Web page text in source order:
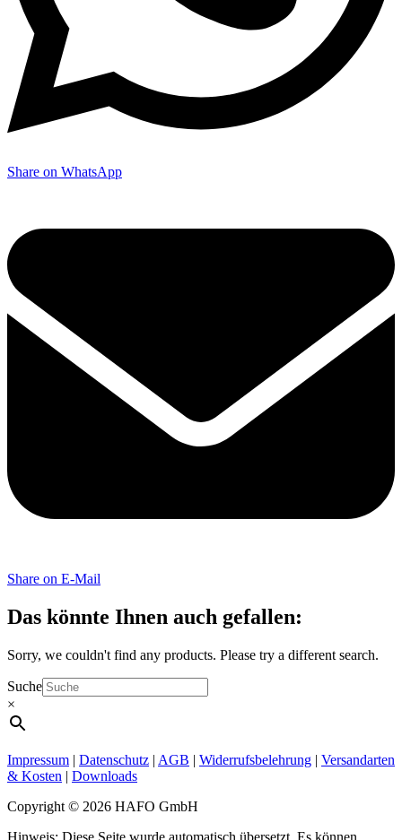
Share on WhatsApp
Share on E-Mail
Das könnte Ihnen auch gefallen:
Sorry, we couldn't find any products. Please try a different search.
Suche
×
Impressum | Datenschutz | AGB | Widerrufsbelehrung | Versandarten
& Kosten | Downloads
Copyright © 2026 HAFO GmbH